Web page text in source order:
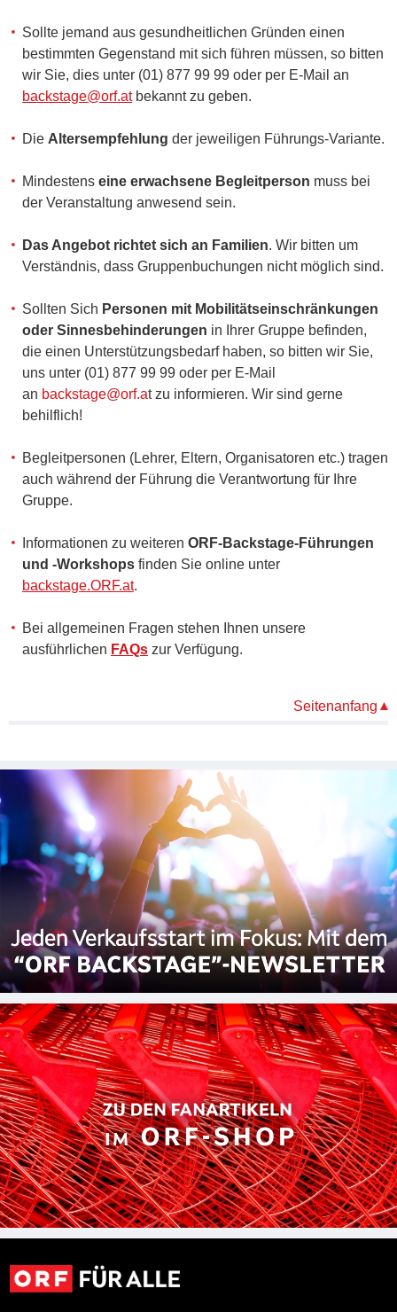
Sollte jemand aus gesundheitlichen Gründen einen
bestimmten Gegenstand mit sich führen müssen, so bitten
wir Sie, dies unter (01) 877 99 99 oder per E-Mail an
backstage@orf.atbekannt zu geben.
Die Altersempfehlung der jeweiligen Führungs-Variante.
Mindestens eine erwachsene Begleitperson muss bei
der Veranstaltung anwesend sein.
Das Angebot richtet sich an Familien. Wir bitten um
Verständnis, dass Gruppenbuchungen nicht möglich sind.
Sollten Sich Personen mit Mobilitätseinschränkungen
oder Sinnesbehinderungen in Ihrer Gruppe befinden,
die einen Unterstützungsbedarf haben, so bitten wir Sie,
uns unter (01) 877 99 99 oder per E-Mail
an backstage@orf.at zu informieren. Wir sind gerne
behilflich!
Begleitpersonen (Lehrer, Eltern, Organisatoren etc.) tragen
auch während der Führung die Verantwortung für Ihre
Gruppe.
Informationen zu weiteren ORF-Backstage-Führungen
und -Workshops finden Sie online unter
backstage.ORF.at.
Bei allgemeinen Fragen stehen Ihnen unsere
ausführlichen FAQs zur Verfügung.
Seitenanfang